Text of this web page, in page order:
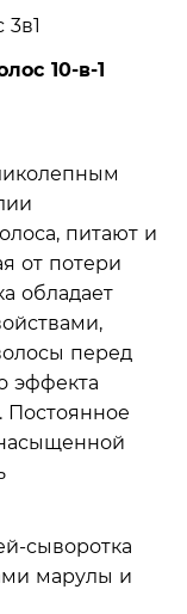
10-в-1
питают и
от потери
обладает
перед
эффекта
Постоянное